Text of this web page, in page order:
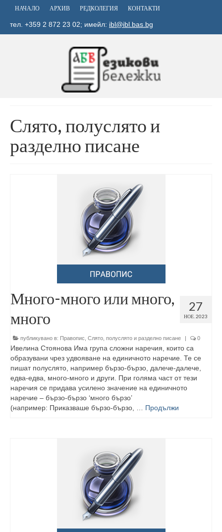
НАЧАЛО АРХИВ РЕДКОЛЕГИЯ КОНТАКТИ
тел. +359 2 872 23 02; имейл: ibl@ibl.bas.bg
Слято, полуслято и
разделно писане
27
НОЕ. 2023
Много-много или много,
много
публикувано в: Правопис Слято, полуслято и разделно писане | 0
Ивелина Стоянова Има група сложни наречия, които са
образувани чрез удвояване на единичното наречие. Те се
пишат полуслято, например бързо-бързо, далече-далече,
едва-едва, много-много и други. При голяма част от тези
наречия се придава усилено значение на единичното
наречие – бързо-бързо ‘много бързо’
(например: Приказваше бързо-бързо, … Продължи